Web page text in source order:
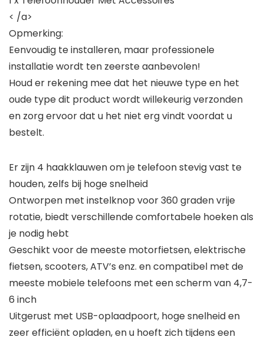
< /a>
Opmerking:
Eenvoudig te installeren, maar professionele
installatie wordt ten zeerste aanbevolen!
Houd er rekening mee dat het nieuwe type en het
oude type dit product wordt willekeurig verzonden
en zorg ervoor dat u het niet erg vindt voordat u
bestelt.
Er zijn 4 haakklauwen om je telefoon stevig vast te
houden, zelfs bij hoge snelheid
Ontworpen met instelknop voor 360 graden vrije
rotatie, biedt verschillende comfortabele hoeken als
je nodig hebt
Geschikt voor de meeste motorfietsen, elektrische
fietsen, scooters, ATV’s enz. en compatibel met de
meeste mobiele telefoons met een scherm van 4,7-
6 inch
Uitgerust met USB-oplaadpoort, hoge snelheid en
zeer efficiënt opladen, en u hoeft zich tijdens een